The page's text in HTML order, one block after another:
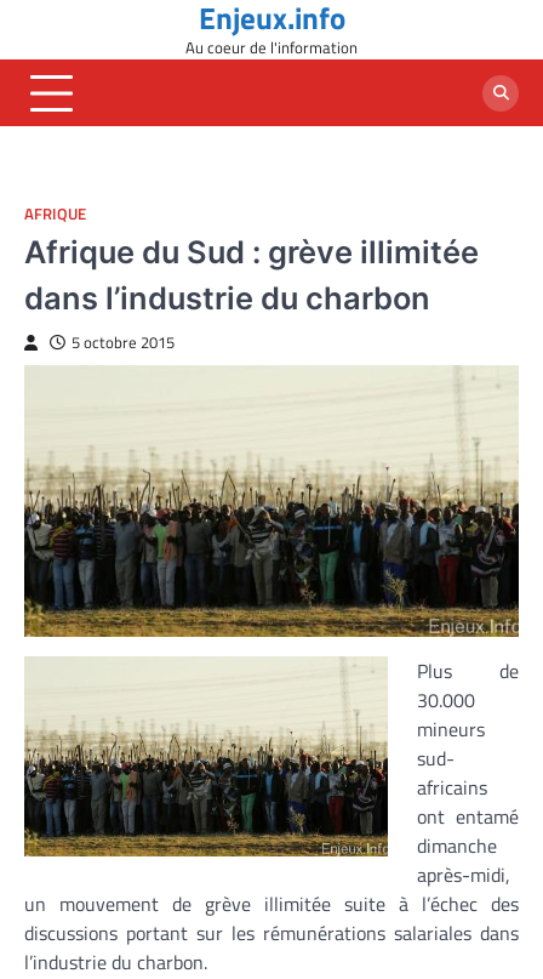
content
Enjeux.info
Au coeur de l'information
AFRIQUE
Afrique du Sud : grève illimitée
dans l’industrie du charbon
5 octobre 2015
Plus de
30.000
mineurs
sud-
africains
ont entamé
dimanche
après-midi,
un mouvement de grève illimitée suite à l’échec des
discussions portant sur les rémunérations salariales dans
l’industrie du charbon.